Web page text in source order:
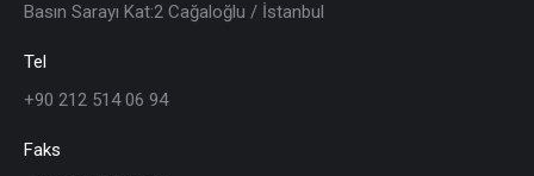
Basın Sarayı Kat:2 Cağaloğlu / İstanbul
Tel
+90 212 514 06 94
Faks